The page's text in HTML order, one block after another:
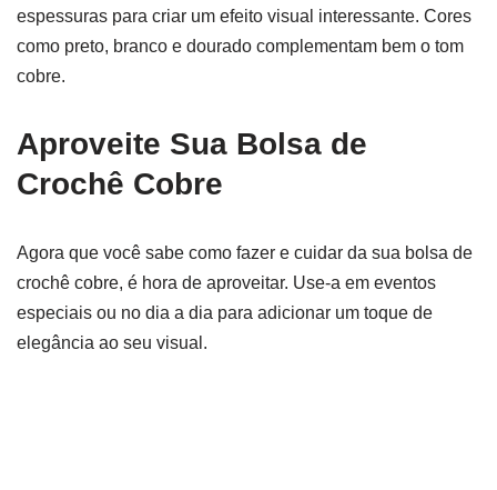
espessuras para criar um efeito visual interessante. Cores
como preto, branco e dourado complementam bem o tom
cobre.
Aproveite Sua Bolsa de
Crochê Cobre
Agora que você sabe como fazer e cuidar da sua bolsa de
crochê cobre, é hora de aproveitar. Use-a em eventos
especiais ou no dia a dia para adicionar um toque de
elegância ao seu visual.